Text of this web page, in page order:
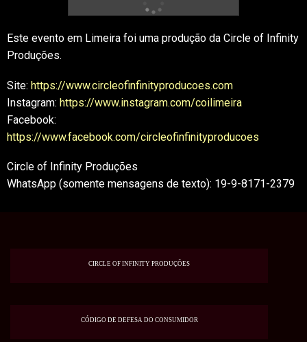
Este evento em Limeira foi uma produção da Circle of Infinity
Produções.
Site: https://www.circleofinfinityproducoes.com
Instagram: https://www.instagram.com/coilimeira
Facebook:
https://www.facebook.com/circleofinfinityproducoes
Circle of Infinity Produções
WhatsApp (somente mensagens de texto): 19-9-8171-2379
CIRCLE OF INFINITY PRODUÇÕES
CÓDIGO DE DEFESA DO CONSUMIDOR